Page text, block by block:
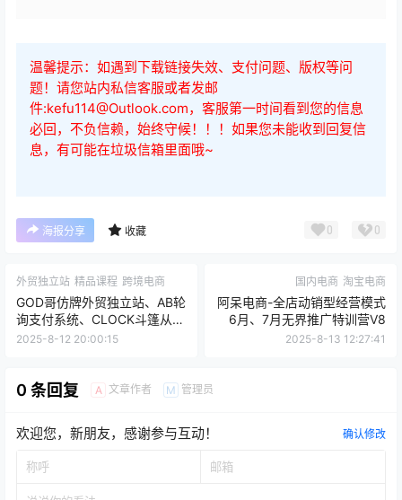
息，有可能在垃圾信箱里面哦~
海报分享 收藏
GOD哥仿牌外贸独立站、AB轮
询支付系统、CLOCK斗篷从入
阿呆电商-全店动销型经营模式
0 条回复 A 文章作者 M 管理员